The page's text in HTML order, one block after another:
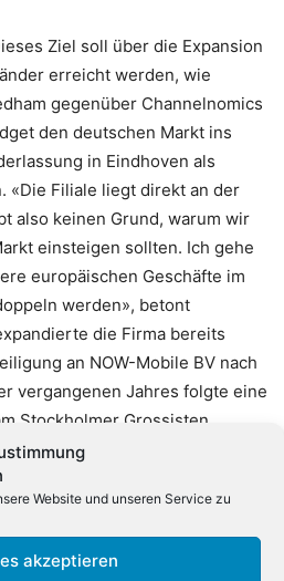
Website und unseren Service zu
akzeptieren
Ziel soll über die Expansion
erreicht werden, wie
gegenüber Channelnomics
den deutschen Markt ins
in Eindhoven als
«Die Filiale liegt direkt an der
also keinen Grund, warum wir
einsteigen sollten. Ich gehe
europäischen Geschäfte im
werden», betont
die Firma bereits
an NOW-Mobile BV nach
vergangenen Jahres folgte eine
Stockholmer Grossisten
gehören neben
und Etailer wie beispielsweise
Zum Produktportfolio zählen